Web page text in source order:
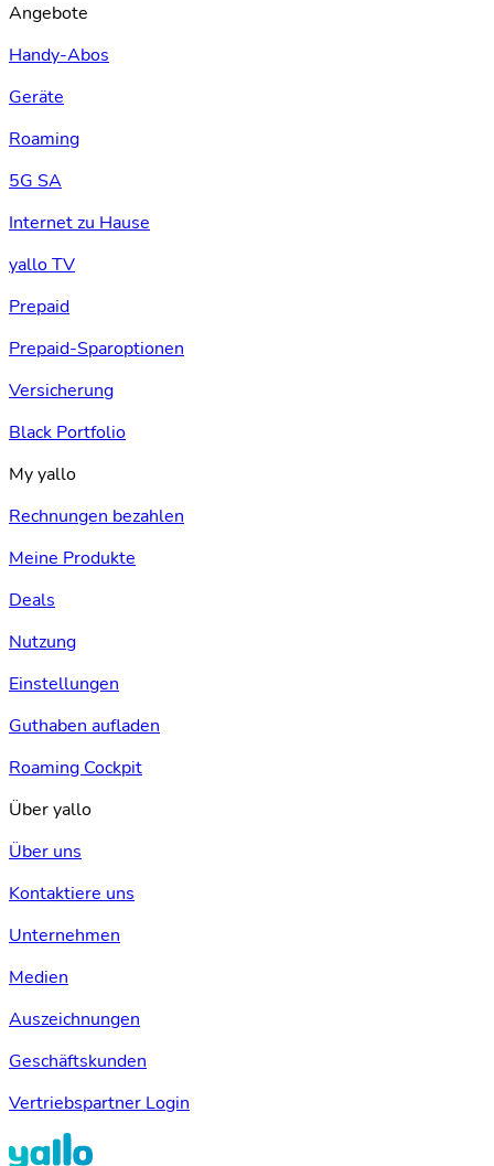
Angebote
Handy-Abos
Geräte
Roaming
5G SA
Internet zu Hause
yallo TV
Prepaid
Prepaid-Sparoptionen
Versicherung
Black Portfolio
My yallo
Rechnungen bezahlen
Meine Produkte
Deals
Nutzung
Einstellungen
Guthaben aufladen
Roaming Cockpit
Über yallo
Über uns
Kontaktiere uns
Unternehmen
Medien
Auszeichnungen
Geschäftskunden
Vertriebspartner Login